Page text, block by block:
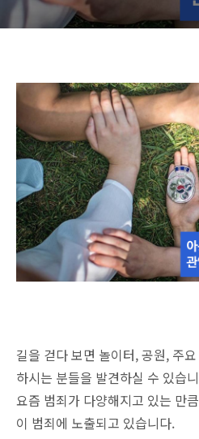
길을 걷다 보면 놀이터, 공원, 주
하시는 분들을 발견하실 수 있습
요즘 범죄가 다양해지고 있는 만
이 범죄에 노출되고 있습니다.